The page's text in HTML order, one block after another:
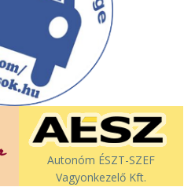
Autonóm ÉSZT-SZEF
Vagyonkezelő Kft.